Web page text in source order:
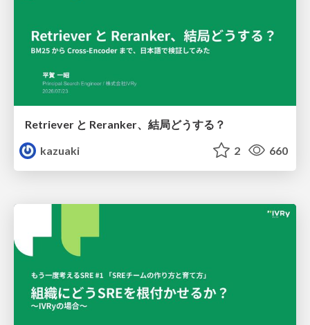
Retriever と Reranker、結局どうする？
kazuaki
2 660